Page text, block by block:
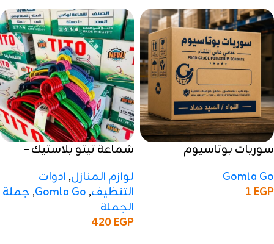
سوربات بوتاسيوم
Gomla Go
1 EGP
شماعة تيتو بلاستيك –
لوازم المنازل, ادوات
التنظيف,
Gomla Go
, جملة
الجملة
420EGP